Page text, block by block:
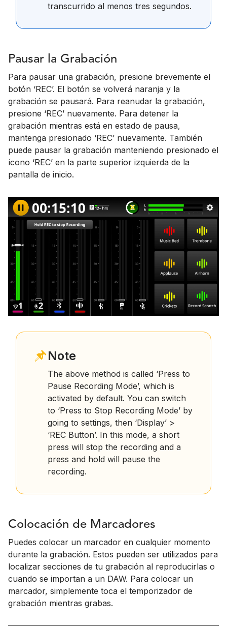
transcurrido al menos tres segundos.
Pausar la Grabación
Para pausar una grabación, presione brevemente el
botón ‘REC’. El botón se volverá naranja y la
grabación se pausará. Para reanudar la grabación,
presione ‘REC’ nuevamente. Para detener la
grabación mientras está en estado de pausa,
mantenga presionado ‘REC’ nuevamente. También
puede pausar la grabación manteniendo presionado el
ícono ‘REC’ en la parte superior izquierda de la
pantalla de inicio.
Note
The above method is called ‘Press to
Pause Recording Mode’, which is
activated by default. You can switch
to ‘Press to Stop Recording Mode’ by
going to settings, then ‘Display’ >
‘REC Button’. In this mode, a short
press will stop the recording and a
press and hold will pause the
recording.
Colocación de Marcadores
Puedes colocar un marcador en cualquier momento
durante la grabación. Estos pueden ser utilizados para
localizar secciones de tu grabación al reproducirlas o
cuando se importan a un DAW. Para colocar un
marcador, simplemente toca el temporizador de
grabación mientras grabas.